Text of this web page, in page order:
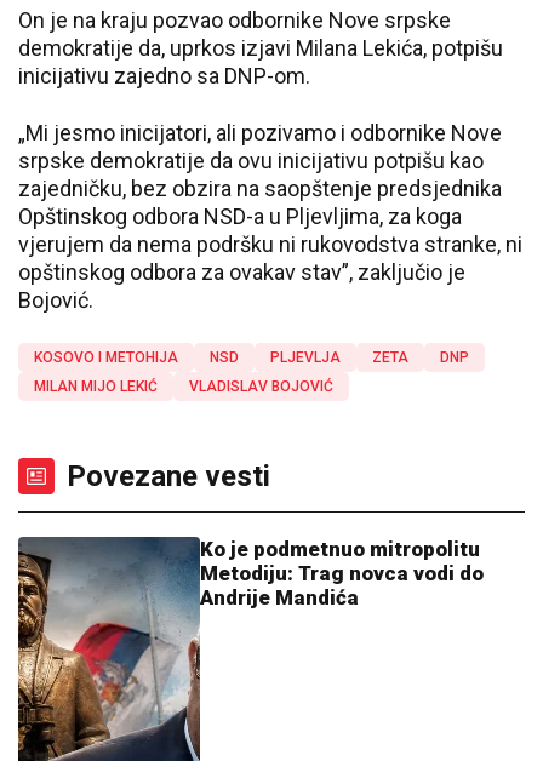
On je na kraju pozvao odbornike Nove srpske
demokratije da, uprkos izjavi Milana Lekića, potpišu
inicijativu zajedno sa DNP-om.
„Mi jesmo inicijatori, ali pozivamo i odbornike Nove
srpske demokratije da ovu inicijativu potpišu kao
zajedničku, bez obzira na saopštenje predsjednika
Opštinskog odbora NSD-a u Pljevljima, za koga
vjerujem da nema podršku ni rukovodstva stranke, ni
opštinskog odbora za ovakav stav”, zaključio je
Bojović.
KOSOVO I METOHIJA NSD PLJEVLJA ZETA
DNP
MILAN MIJO LEKIĆ
VLADISLAV BOJOVIĆ
Povezane vesti
Ko je podmetnuo mitropolitu
Metodiju: Trag novca vodi do
Andrije Mandića